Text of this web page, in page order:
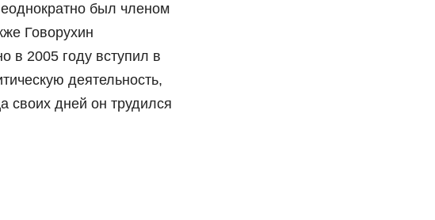
был членом
Говорухин
в 2005 году вступил в
деятельность,
своих дней он трудился